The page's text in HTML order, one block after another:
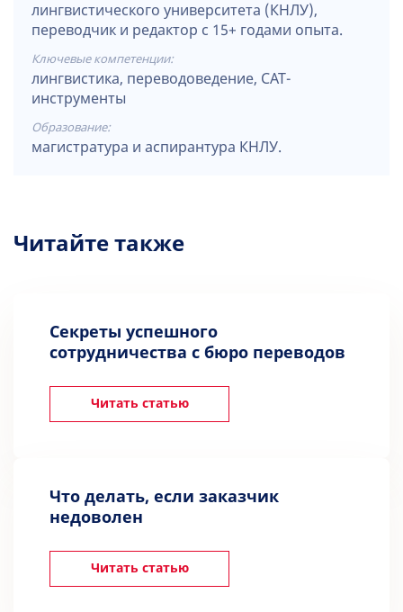
лингвистического университета (КНЛУ),
переводчик и редактор с 15+ годами опыта.
Ключевые компетенции:
лингвистика, переводоведение, CAT-
инструменты
Образование:
магистратура и аспирантура КНЛУ.
Читайте также
Секреты успешного
сотрудничества с бюро переводов
Читать статью
Что делать, если заказчик
недоволен
Читать статью